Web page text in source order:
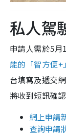
私人駕
申請人需於5
能的「智方便+
台填寫及遞交
將收到短訊確
網上申請
查詢申請